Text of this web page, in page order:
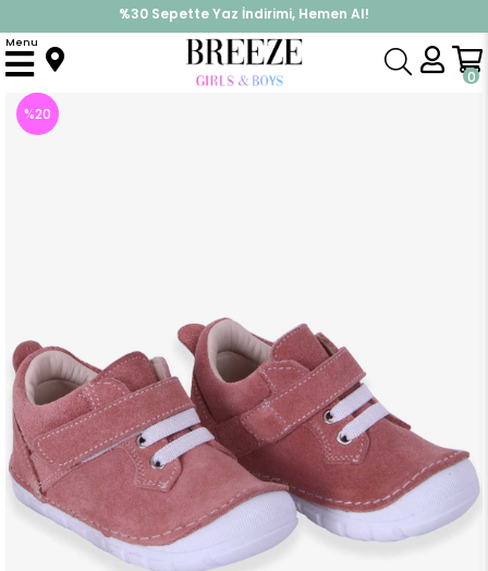
%30 Sepette Yaz İndirimi, Hemen Al!
İndirimlere ek %10 İndirimi Kap, Hemen Üye Ol!
0
Menu
Anasayfa Bandana
%20